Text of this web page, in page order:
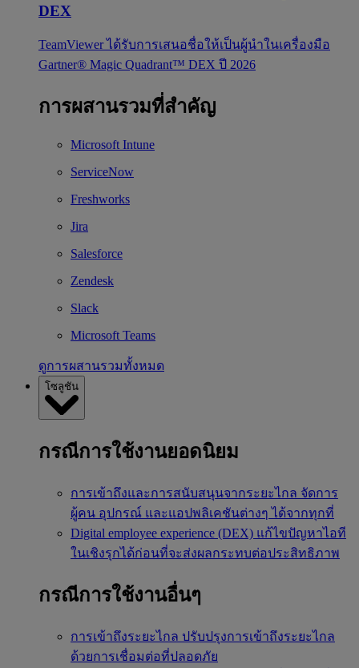
DEX
TeamViewer ได้รับการเสนอชื่อให้เป็นผู้นำในเครื่องมือ
Gartner® Magic Quadrant™ DEX ปี 2026
การผสานรวมที่สำคัญ
Microsoft Intune
ServiceNow
Freshworks
Jira
Salesforce
Zendesk
Slack
Microsoft Teams
ดูการผสานรวมทั้งหมด
โซลูชัน
กรณีการใช้งานยอดนิยม
การเข้าถึงและการสนับสนุนจากระยะไกล จัดการ
ผู้คน อุปกรณ์ และแอปพลิเคชันต่างๆ ได้จากทุกที่
Digital employee experience (DEX) แก้ไขปัญหาไอที
ในเชิงรุกได้ก่อนที่จะส่งผลกระทบต่อประสิทธิภาพ
กรณีการใช้งานอื่นๆ
การเข้าถึงระยะไกล ปรับปรุงการเข้าถึงระยะไกล
ด้วยการเชื่อมต่อที่ปลอดภัย